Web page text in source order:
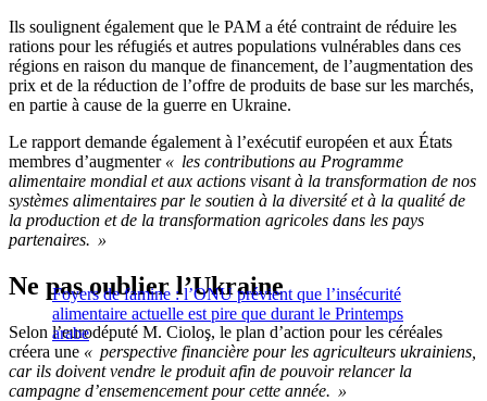
Ils soulignent également que le PAM a été contraint de réduire les
rations pour les réfugiés et autres populations vulnérables dans ces
régions en raison du manque de financement, de l’augmentation des
prix et de la réduction de l’offre de produits de base sur les marchés,
en partie à cause de la guerre en Ukraine.
Le rapport demande également à l’exécutif européen et aux États
membres d’augmenter « les contributions au Programme
alimentaire mondial et aux actions visant à la transformation de nos
systèmes alimentaires par le soutien à la diversité et à la qualité de
la production et de la transformation agricoles dans les pays
partenaires. »
Foyers de famine : l’ONU prévient que l’insécurité
alimentaire actuelle est pire que durant le Printemps
arabe
Ne pas oublier l’Ukraine
Selon l’eurodéputé M. Cioloş, le plan d’action pour les céréales
créera une « perspective financière pour les agriculteurs ukrainiens,
car ils doivent vendre le produit afin de pouvoir relancer la
campagne d’ensemencement pour cette année. »